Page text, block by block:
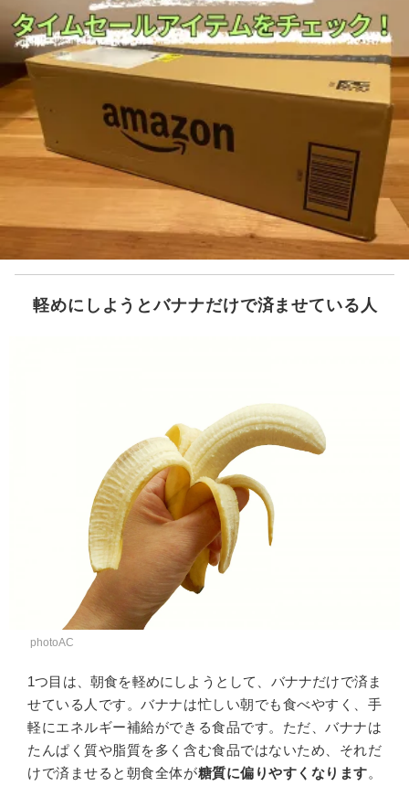
軽めにしようとバナナだけで済ませている人
photoAC
1つ目は、朝食を軽めにしようとして、バナナだけで済ま
せている人です。バナナは忙しい朝でも食べやすく、手
軽にエネルギー補給ができる食品です。ただ、バナナは
たんぱく質や脂質を多く含む食品ではないため、それだ
けで済ませると朝食全体が糖質に偏りやすくなります。